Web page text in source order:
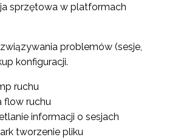
sprzętowa w platformach
problemów (sesje,
konfiguracji.
ruchu
ruchu
informacji o sesjach
tworzenie pliku